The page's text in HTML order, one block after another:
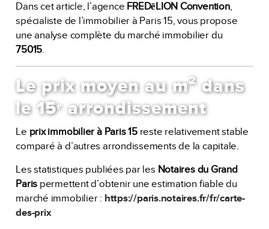
Dans cet article, l’agence FREDēLION Convention,
spécialiste de l’immobilier à Paris 15, vous propose
une analyse complète du marché immobilier du
75015.
Le prix moyen au m² dans
le 15ᵉ arrondissement
Le prix immobilier à Paris 15reste relativement stable
comparé à d’autres arrondissements de la capitale.
Les statistiques publiées par les Notaires du Grand
Paris permettent d’obtenir une estimation fiable du
marché immobilier : https://paris.notaires.fr/fr/carte-
des-prix